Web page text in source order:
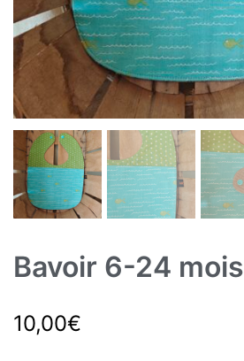
Bavoir 6-24 mois
10,00€